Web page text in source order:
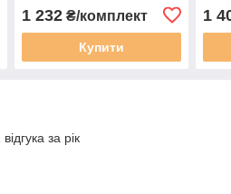
1 232₴/комплект
Купити
1
за рік